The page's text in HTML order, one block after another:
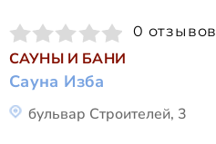
0 отзывов
САУНЫ И БАНИ
Сауна Изба
бульвар Строителей, 3